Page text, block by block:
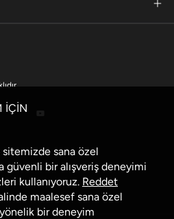
İÇİN
sana özel
güvenli bir alışveriş deneyimi
kullanıyoruz. Reddet
maalesef sana özel
bir deneyim